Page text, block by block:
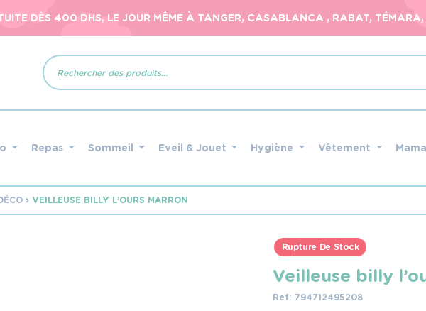
DÈS 400 DHS, LE JOUR MÊME À TANGER, CASABLANCA , RABAT,
Recherche
de
produits
Repas Sommeil Eveil & Jouet Hygiène Vêtement
VEILLEUSE BILLY L’OURS MARRON
Rupture De Stock
Veilleuse billy
Ref: 794712495208